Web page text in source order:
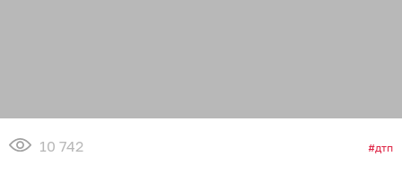
10 742 дтп